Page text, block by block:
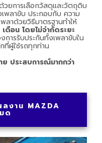
วยการเลือกวัสดุและวัตถุดิบ
ลาขับ ประกอบกับ ความ
ลาด้วยวิธีมาตรฐานทำให้
ดือน โดยไม่จำกัดระยะ
ารรับประกันทั้งเพลาขับใน
ที่ผู้ใช้รถทุกท่าน
ย ประสบการณ์มากกว่า
งาน MAZDA
ด